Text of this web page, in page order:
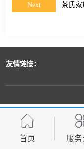
Next 茶氏家
友情链接：
首页 服务